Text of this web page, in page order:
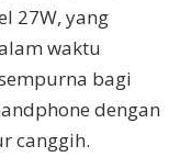
27W, yang
waktu
bagi
dengan
canggih.